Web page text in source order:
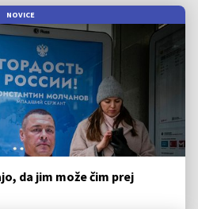
NOVICE
da jim može čim prej